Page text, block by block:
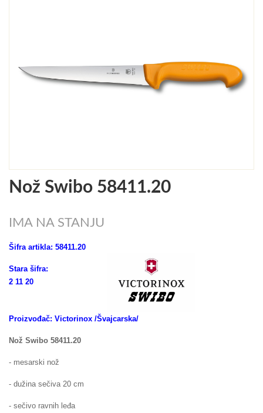
Nož Swibo 58411.20
IMA NA STANJU
Šifra artikla: 58411.20
Stara šifra:
2 11 20
Proizvođač: Victorinox /Švajcarska/
Nož Swibo 58411.20
- mesarski nož
- dužina sečiva 20 cm
- sečivo ravnih leđa